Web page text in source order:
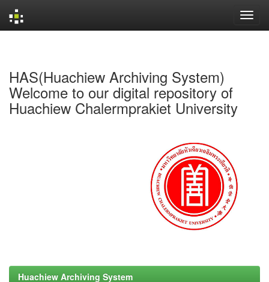
HAS(Huachiew Archiving System)
Welcome to our digital repository of
Huachiew Chalermprakiet University
Huachiew Archiving System